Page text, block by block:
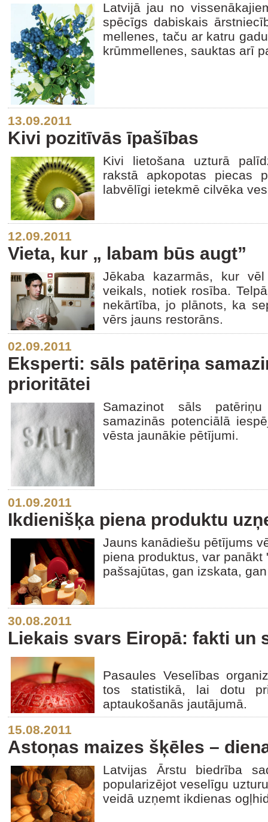
Latvijā jau no
spēcīgs dabiskais
mellenes, taču ar katru
krūmmellenes, sauktas arī
13.09.2011
Kivi pozitīvās īpašības
Kivi lietošana uzturā
rakstā apkopotas piecas
labvēlīgi ietekmē cilvēka
12.09.2011
Vieta, kur „ labam būs augt”
Jēkaba kazarmās, kur
veikals, notiek rosība.
nekārtība, jo plānots, ka
vērs jauns restorāns.
02.09.2011
Eksperti: sāls patēriņa
prioritātei
Samazinot sāls
samazinās potenciālā
vēsta jaunākie pētījumi.
01.09.2011
Ikdienišķa piena produktu
Jauns kanādiešu pētījums
piena produktus, var
pašsajūtas, gan izskata,
30.08.2011
Liekais svars Eiropā: fakti un
Pasaules Veselības
tos statistikā, lai dotu
aptaukošanās jautājumā.
15.08.2011
Astoņas maizes šķēles –
Latvijas Ārstu biedrība
popularizējot veselīgu
veidā uzņemt ikdienas